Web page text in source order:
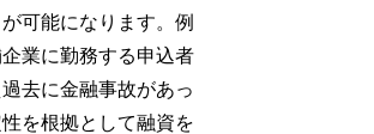
可能になります。例
業に勤務する申込者
去に金融事故があっ
を根拠として融資を